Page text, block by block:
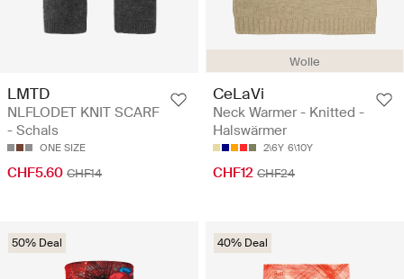
LMTD
NLFLODET KNIT SCARF
- Schals
ONE SIZE
CHF5.60 CHF14
Wolle
CeLaVi
Neck Warmer - Knitted -
Halswärmer
2\6Y 6\10Y
CHF12 CHF24
50% Deal 40% Deal